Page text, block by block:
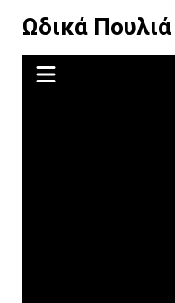
περιεχόμενο
Ωδικά Πουλιά